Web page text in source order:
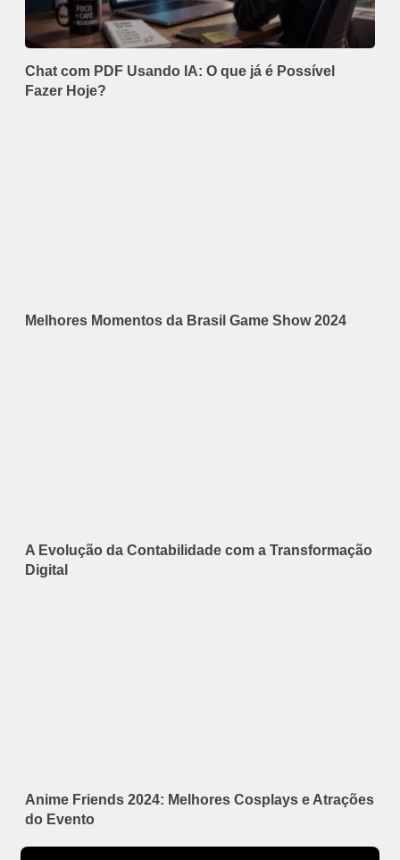
Chat com PDF Usando IA: O que já é Possível
Fazer Hoje?
Melhores Momentos da Brasil Game Show 2024
A Evolução da Contabilidade com a Transformação
Digital
Anime Friends 2024: Melhores Cosplays e Atrações
do Evento